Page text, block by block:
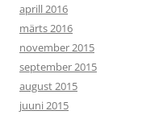
aprill 2016
märts 2016
november 2015
september 2015
august 2015
juuni 2015